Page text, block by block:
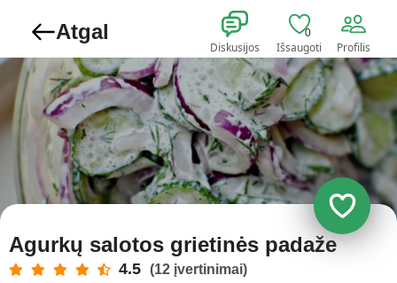
Atgal
Diskusijos
0
Išsaugoti Profilis
Agurkų salotos grietinės padaže
4.5 (12 įvertinimai)